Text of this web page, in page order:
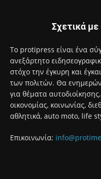
Σχετικά
Το protipress είναι ένα
ανεξάρτητο
στόχο την έγκυρη και
των πολιτών. Θα
για θέματα αυτοδιοίκησης,
οικονομίας, κοινωνίας,
αθλητικά, auto moto, life
Επικοινωνία: